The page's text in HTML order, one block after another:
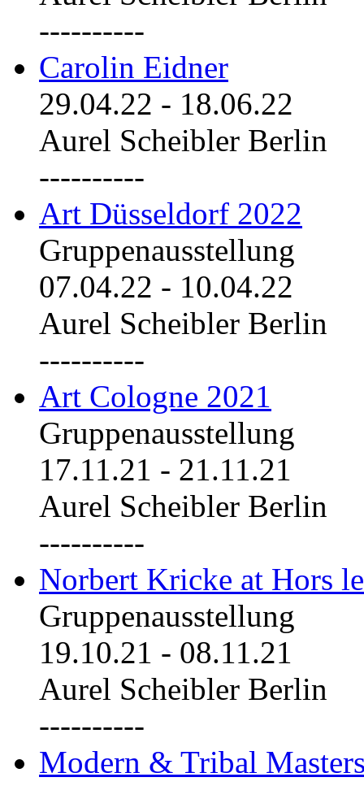
----------
Carolin Eidner
29.04.22 - 18.06.22
Aurel Scheibler Berlin
----------
Art Düsseldorf 2022
Gruppenausstellung
07.04.22 - 10.04.22
Aurel Scheibler Berlin
----------
Art Cologne 2021
Gruppenausstellung
17.11.21 - 21.11.21
Aurel Scheibler Berlin
----------
Norbert Kricke at Hors
Gruppenausstellung
19.10.21 - 08.11.21
Aurel Scheibler Berlin
----------
Modern & Tribal